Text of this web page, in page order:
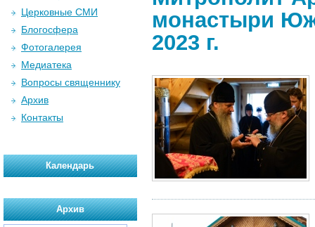
монастыри
2023 г.
Церковные СМИ
Блогосфера
Фотогалерея
Медиатека
Вопросы священнику
Архив
Контакты
Календарь
Архив